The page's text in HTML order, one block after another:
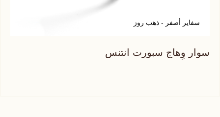
سفاير أصفر - ذهب روز
سوار وِهاج سبورت انتنس